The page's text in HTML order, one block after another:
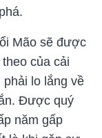
Mão sẽ được
của cải
lo lắng về
Được quý
năm gấp